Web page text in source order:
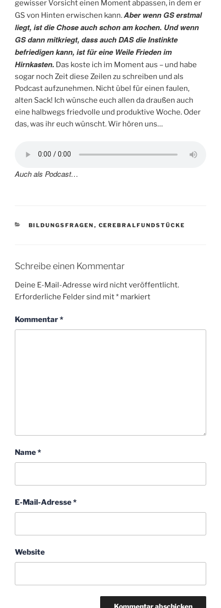
gewisser Vorsicht einen Moment abpassen, in dem er
GS von Hinten erwischen kann.Aber wenn GS erstmal
liegt, ist die Chose auch schon am kochen. Und wenn
GS dann mitkriegt, dass auch DAS die Instinkte
befriedigen kann, ist für eine Weile Frieden im
Hirnkasten. Das koste ich im Moment aus – und habe
sogar noch Zeit diese Zeilen zu schreiben und als
Podcast aufzunehmen. Nicht übel für einen faulen,
alten Sack! Ich wünsche euch allen da draußen auch
eine halbwegs friedvolle und produktive Woche. Oder
das, was ihr euch wünscht. Wir hören uns…
Auch als Podcast…
KATEGORIEN
BILDUNGSFRAGEN , CEREBRALFUNDSTÜCKE
Schreibe einen Kommentar
Deine E-Mail-Adresse wird nicht veröffentlicht.
Erforderliche Felder sind mit* markiert
Kommentar*
Name*
E-Mail-Adresse*
Website